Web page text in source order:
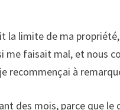
la limite de ma
faisait mal, et nous
recommençai à
des mois, parce que